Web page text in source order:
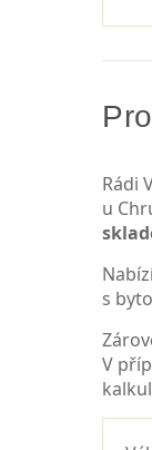
Rádi
u
s
V